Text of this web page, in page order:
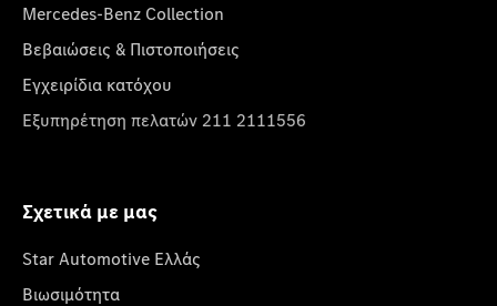
Mercedes-Benz Collection
Βεβαιώσεις & Πιστοποιήσεις
Εγχειρίδια κατόχου
Εξυπηρέτηση πελατών 211 2111556
Σχετικά με μας
Star Automotive Ελλάς
Βιωσιμότητα